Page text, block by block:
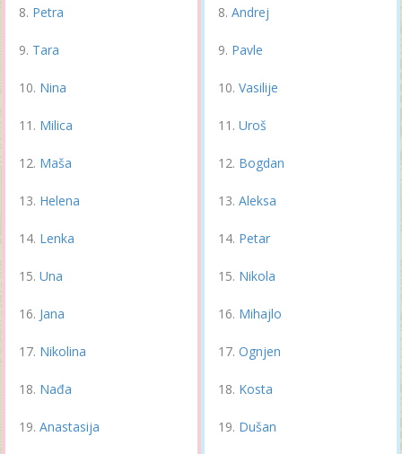
Petra
Tara
Nina
Milica
Maša
Helena
Lenka
Una
Jana
Nikolina
Nađa
Anastasija
Andrej
Pavle
Vasilije
Uroš
Bogdan
Aleksa
Petar
Nikola
Mihajlo
Ognjen
Kosta
Dušan